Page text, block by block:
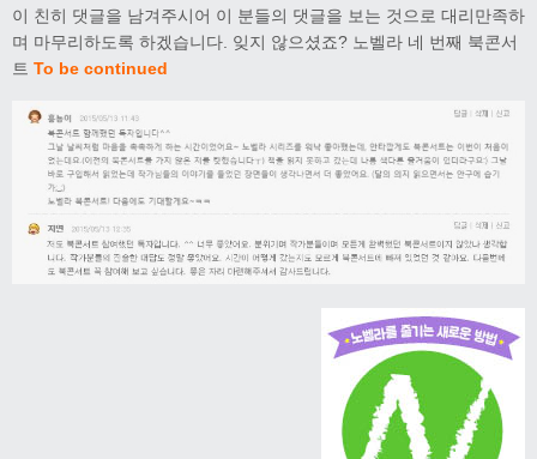
이 친히 댓글을 남겨주시어 이 분들의 댓글을 보는 것으로 대리만족하
며 마무리하도록 하겠습니다. 잊지 않으셨죠? 노벨라 네 번째 북콘서
트 To be continued